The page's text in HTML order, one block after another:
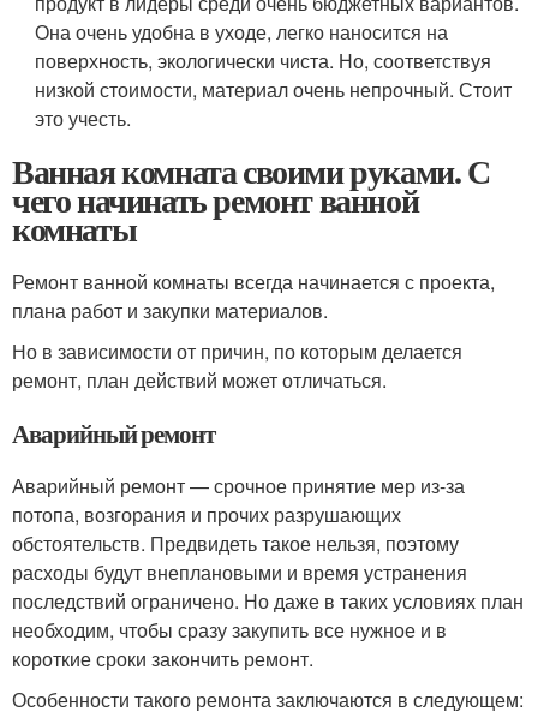
Она очень удобна в уходе, легко наносится на
поверхность, экологически чиста. Но, соответствуя
низкой стоимости, материал очень непрочный. Стоит
это учесть.
Ванная комната своими руками. С
чего начинать ремонт ванной
комнаты
Ремонт ванной комнаты всегда начинается с проекта,
плана работ и закупки материалов.
Но в зависимости от причин, по которым делается
ремонт, план действий может отличаться.
Аварийный ремонт
Аварийный ремонт — срочное принятие мер из-за
потопа, возгорания и прочих разрушающих
обстоятельств. Предвидеть такое нельзя, поэтому
расходы будут внеплановыми и время устранения
последствий ограничено. Но даже в таких условиях план
необходим, чтобы сразу закупить все нужное и в
короткие сроки закончить ремонт.
Особенности такого ремонта заключаются в следующем: